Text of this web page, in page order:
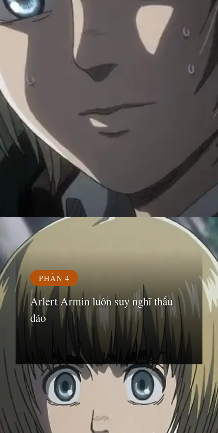
Đang mở
PHẦN 4
Arlert Armin luôn suy nghĩ thấu
đáo